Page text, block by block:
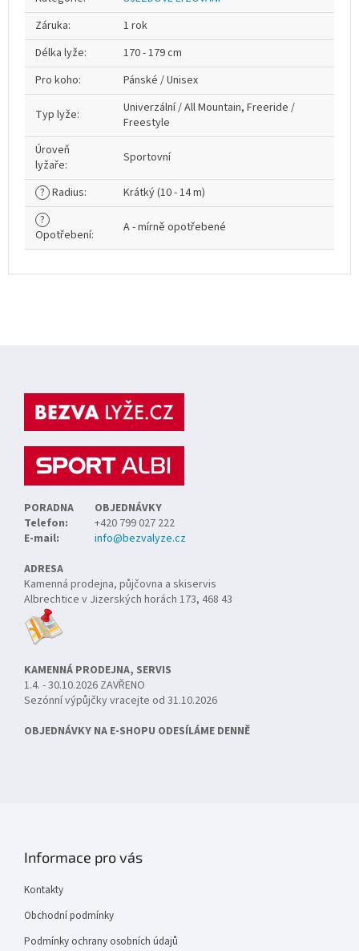
Záruka:
1 rok
Délka lyže:
170 - 179 cm
Pro koho: Pánské / Unisex
Typ lyže:
Univerzální / All Mountain, Freeride /
Freestyle
Úroveň
lyžaře: Sportovní
? Radius:
Krátký (10 - 14 m)
?
Opotřebení: A - mírně opotřebené
PORADNA
OBJEDNÁVKY
Telefon:
+420 799 027 222
E-mail:
info@bezvalyze.cz
ADRESA
Kamenná prodejna, půjčovna a skiservis
Albrechtice v Jizerských horách 173, 468 43
KAMENNÁ PRODEJNA, SERVIS
1.4. - 30.10.2026 ZAVŘENO
Sezónní výpůjčky vracejte od 31.10.2026
OBJEDNÁVKY NA E-SHOPU ODESÍLÁME DENNĚ
Informace pro vás
Kontakty
Obchodní podmínky
Podmínky ochrany osobních údajů